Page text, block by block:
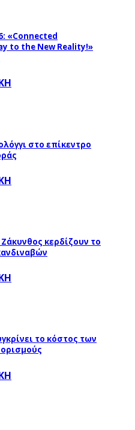
«Connected
to the New Reality!»
στο επίκεντρο
κερδίζουν το
το κόστος των